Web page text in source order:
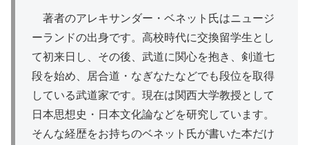
著者のアレキサンダー・ベネット氏はニュージ
ーランドの出身です。高校時代に交換留学生とし
て初来日し、その後、武道に関心を抱き、剣道七
段を始め、居合道・なぎなたなどでも段位を取得
している武道家です。現在は関西大学教授として
日本思想史・日本文化論などを研究しています。
そんな経歴をお持ちのベネット氏が書いた本だけ